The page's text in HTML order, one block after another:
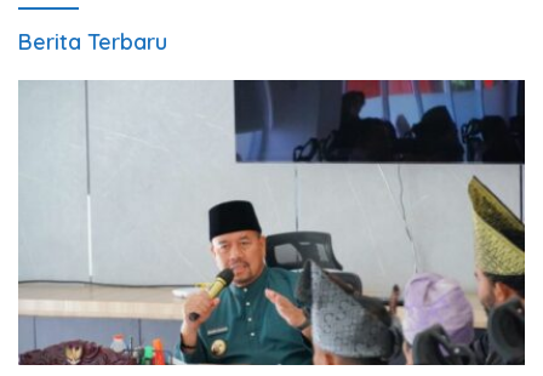
Berita Terbaru